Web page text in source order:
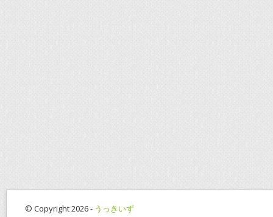
© Copyright 2026 - うっきいず